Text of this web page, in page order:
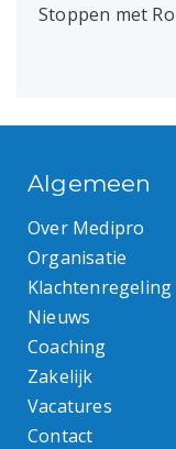
Stoppen met
Algemeen
Over Medipro
Organisatie
Klachtenregeling
Nieuws
Coaching
Zakelijk
Vacatures
Contact